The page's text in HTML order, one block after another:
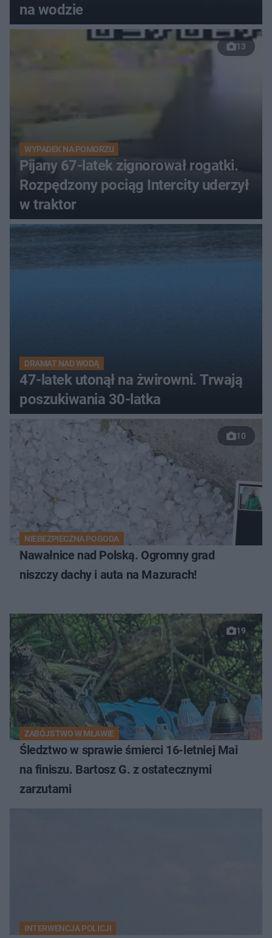
na wodzie
13
WYPADEK NA POMORZU
Pijany 67-latek zignorował rogatki.
Rozpędzony pociąg Intercity uderzył
w traktor
DRAMAT NAD WODĄ
47-latek utonął na żwirowni. Trwają
poszukiwania 30-latka
10
NIEBEZPIECZNA POGODA
Nawałnice nad Polską. Ogromny grad
niszczy dachy i auta na Mazurach!
19
ZABÓJSTWO W MŁAWIE
Śledztwo w sprawie śmierci 16-letniej Mai
na finiszu. Bartosz G. z ostatecznymi
zarzutami
INTERWENCJA POLICJI